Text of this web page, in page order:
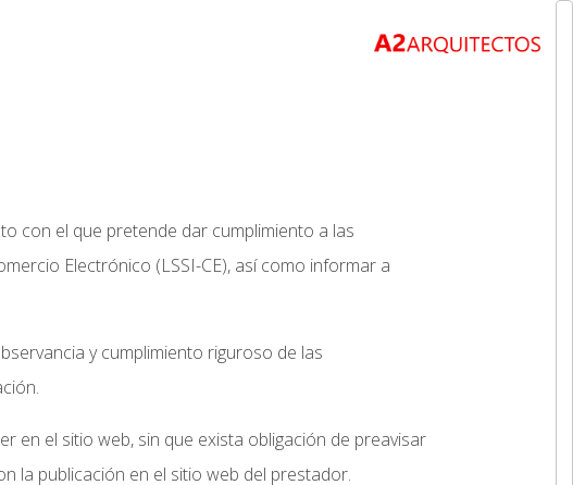
con el que pretende dar cumplimiento a las
Electrónico (LSSI-CE), así como informar a
y cumplimiento riguroso de las
en el sitio web, sin que exista obligación de preavisar
la publicación en el sitio web del prestador.